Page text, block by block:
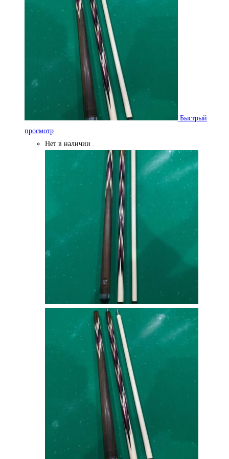
Быстрый
просмотр
Нет в наличии